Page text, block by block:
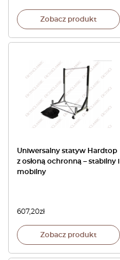
Zobacz produkt
Uniwersalny statyw Hardtop
z osłoną ochronną – stabilny i
mobilny
607,20zł
Zobacz produkt